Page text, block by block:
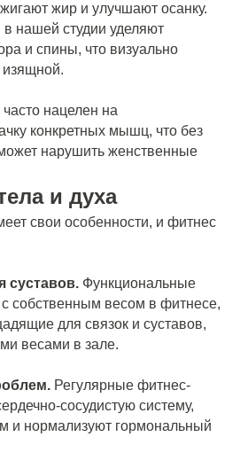
жир и улучшают осанку.
нашей студии уделяют
и спины, что визуально
изящной.
нацелен на
конкретных мышц, что без
нарушить женственные
и духа
свои особенности, и фитнес
суставов. Функциональные
собственным весом в фитнесе,
для связок и суставов,
весами в зале.
Регулярные фитнес-
сосудистую систему,
и нормализуют гормональный